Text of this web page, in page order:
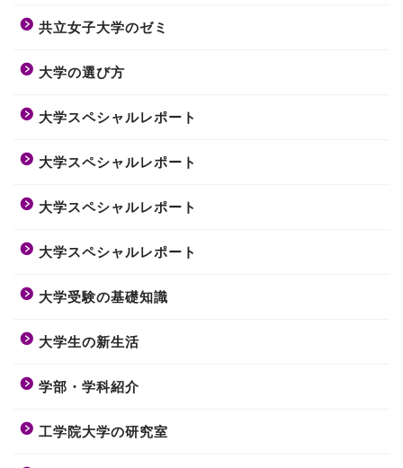
共立女子大学のゼミ
大学の選び方
大学スペシャルレポート
大学スペシャルレポート
大学スペシャルレポート
大学スペシャルレポート
大学受験の基礎知識
大学生の新生活
学部・学科紹介
工学院大学の研究室